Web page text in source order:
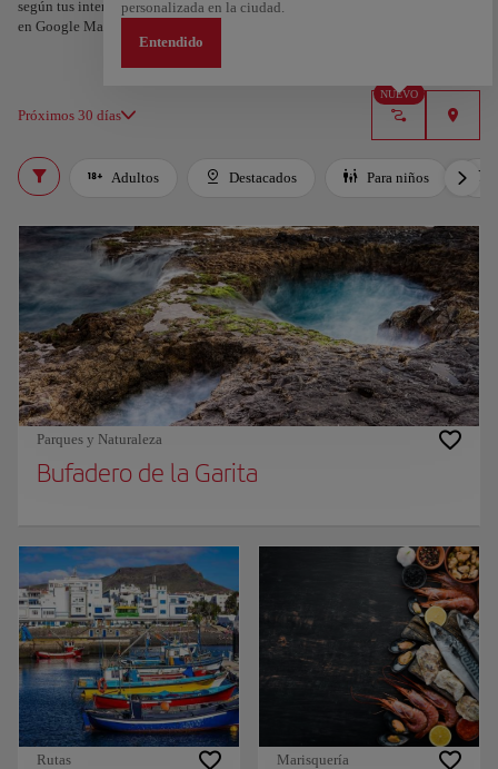
según tus intereses y la duración de tu viaje: en sólo dos pasos y descargable
en Google Maps.
Próximos 30 días
NUEVO
personalizada en la ciudad.
Entendido
Adultos Destacados Para niños
Parques y Naturaleza
Bufadero de la Garita
Rutas Marisquería